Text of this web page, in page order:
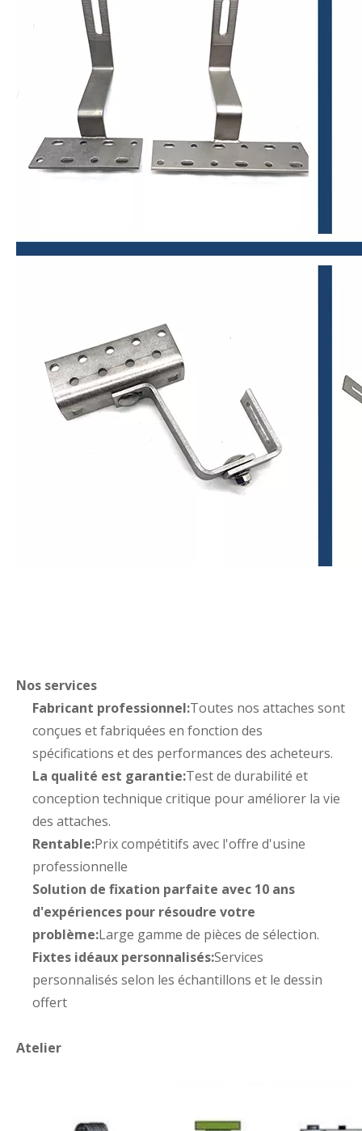
Nos services
Fabricant professionnel:Toutes nos attaches sont
conçues et fabriquées en fonction des
spécifications et des performances des acheteurs.
La qualité est garantie:Test de durabilité et
conception technique critique pour améliorer la vie
des attaches.
Rentable:Prix ​​compétitifs avec l'offre d'usine
professionnelle
Solution de fixation parfaite avec 10 ans
d'expériences pour résoudre votre
problème:Large gamme de pièces de sélection.
Fixtes idéaux personnalisés:Services
personnalisés selon les échantillons et le dessin
offert
Atelier